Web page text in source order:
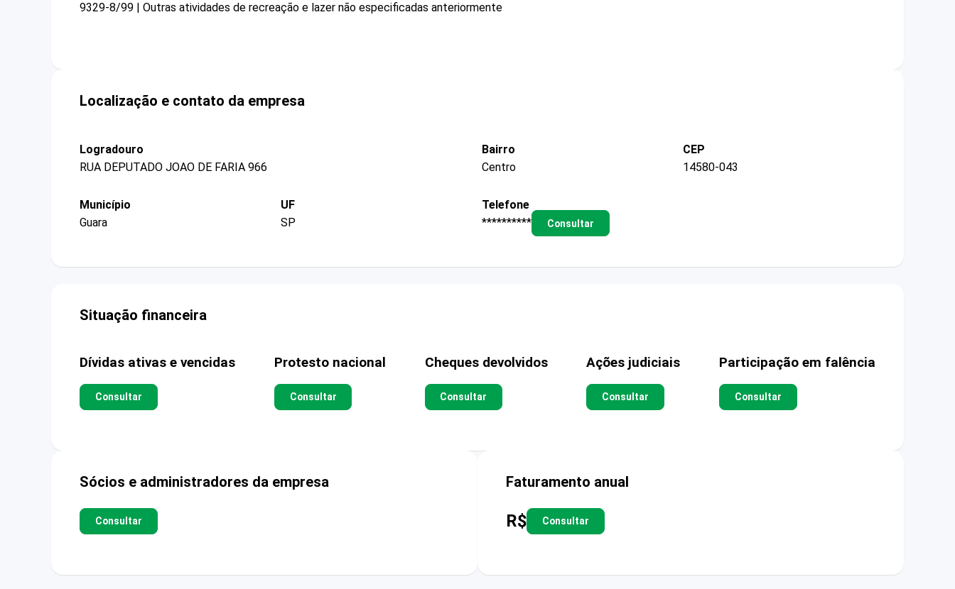
9329-8/99 | Outras atividades de recreação e lazer não especificadas anteriormente
Localização e contato da empresa
Logradouro
RUA DEPUTADO JOAO DE FARIA 966
Bairro
Centro
CEP
14580-043
Município
Guara
UF
SP
Telefone
**********
Consultar
Situação financeira
Dívidas ativas e vencidas
Consultar
Protesto nacional
Consultar
Cheques devolvidos
Consultar
Ações judiciais
Consultar
Participação em falência
Consultar
Sócios e administradores da empresa
Consultar
Faturamento anual
R$ Consultar